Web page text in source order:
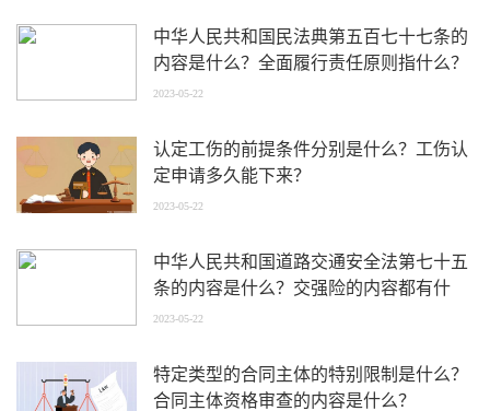
中华人民共和国民法典第五百七十七条的
内容是什么？全面履行责任原则指什么？
2023-05-22
认定工伤的前提条件分别是什么？工伤认
定申请多久能下来？
2023-05-22
中华人民共和国道路交通安全法第七十五
条的内容是什么？交强险的内容都有什
么？
2023-05-22
特定类型的合同主体的特别限制是什么？
合同主体资格审查的内容是什么？